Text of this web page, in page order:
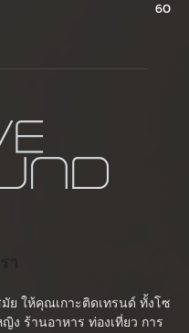
60
ย ให้คุณเกาะติดเทรนด์ ทั้งโซ
ง ร้านอาหาร ท่องเที่ยว การ